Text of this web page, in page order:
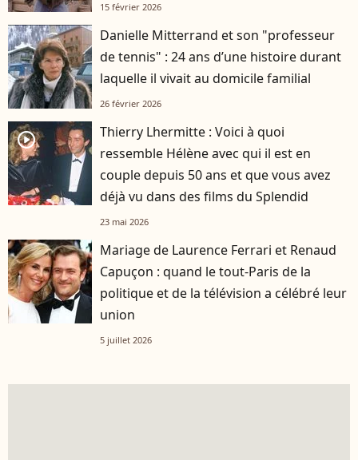
15 février 2026
Danielle Mitterrand et son "professeur
de tennis" : 24 ans d’une histoire durant
laquelle il vivait au domicile familial
26 février 2026
player2
Thierry Lhermitte : Voici à quoi
ressemble Hélène avec qui il est en
couple depuis 50 ans et que vous avez
déjà vu dans des films du Splendid
23 mai 2026
Mariage de Laurence Ferrari et Renaud
Capuçon : quand le tout-Paris de la
politique et de la télévision a célébré leur
union
5 juillet 2026